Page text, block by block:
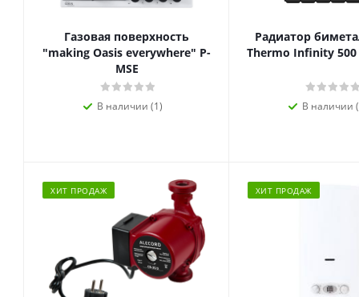
Газовая поверхность
"making Oasis everywhere" P-
MSE
В наличии (1)
Радиатор
Thermo Infinity 500
В наличии
ХИТ ПРОДАЖ ХИТ ПРОДАЖ